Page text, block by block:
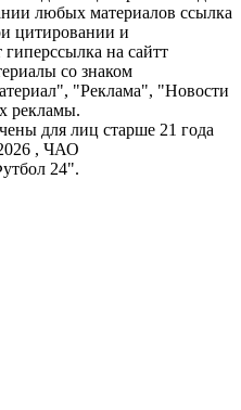
любых материалов ссылка
цитировании и
на сайтт
со знаком
"Реклама", "Новости
рекламы.
для лиц старше 21 года
, ЧАО
24".